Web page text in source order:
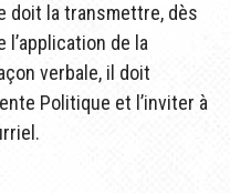
doit la transmettre, dès
de la
verbale, il doit
Politique et l’inviter à